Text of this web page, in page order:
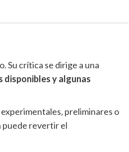
Su crítica se dirige a una
y algunas
preliminares o
puede revertir el